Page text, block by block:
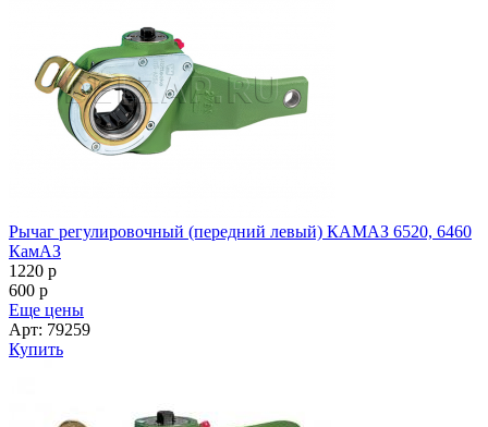
Рычаг регулировочный (передний левый) КАМАЗ 6520, 6460
КамАЗ
1220 p
600 p
Еще цены
Арт: 79259
Купить